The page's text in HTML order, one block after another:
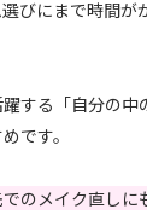
びにまで時間が
する「自分の中
です。
のメイク直しに